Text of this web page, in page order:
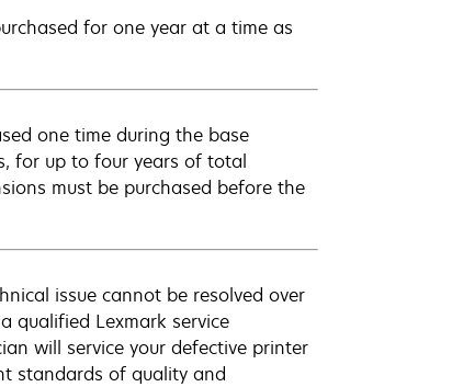
for one year at a time as
one time during the base
for up to four years of total
must be purchased before the
issue cannot be resolved over
qualified Lexmark service
will service your defective printer
standards of quality and